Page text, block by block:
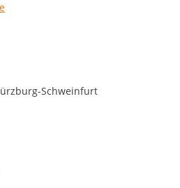
Schweinfurt